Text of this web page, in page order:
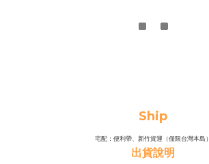
Ship
宅配：便利帶、新竹貨運（僅限台灣本島）
出貨說明